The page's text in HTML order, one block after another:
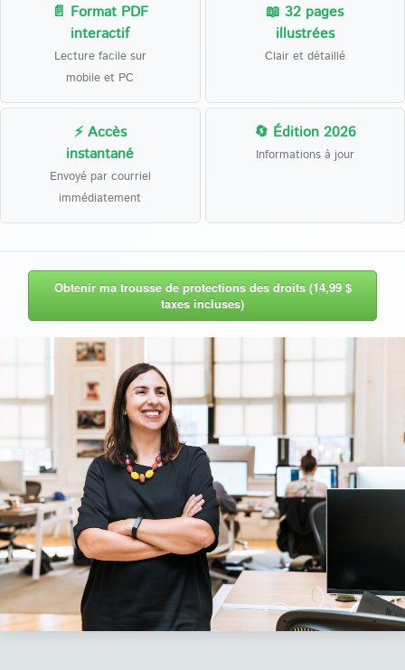
📄 Format PDF
interactif
Lecture facile sur
mobile et PC
📖 32 pages
illustrées
Clair et détaillé
⚡ Accès
instantané
Envoyé par courriel
immédiatement
🔄 Édition 2026
Informations à jour
Obtenir ma trousse de protections des droits (14,99 $
taxes incluses)